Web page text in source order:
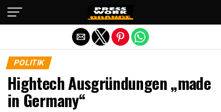
POLITIK
Hightech Ausgründungen „made
in Germany“
Die mobile Version verlassen